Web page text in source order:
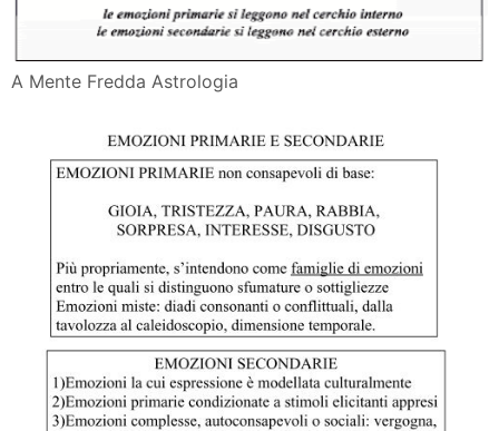
A Mente Fredda Astrologia